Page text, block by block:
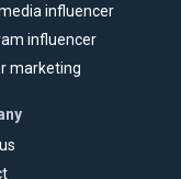
influencer
influencer
marketing